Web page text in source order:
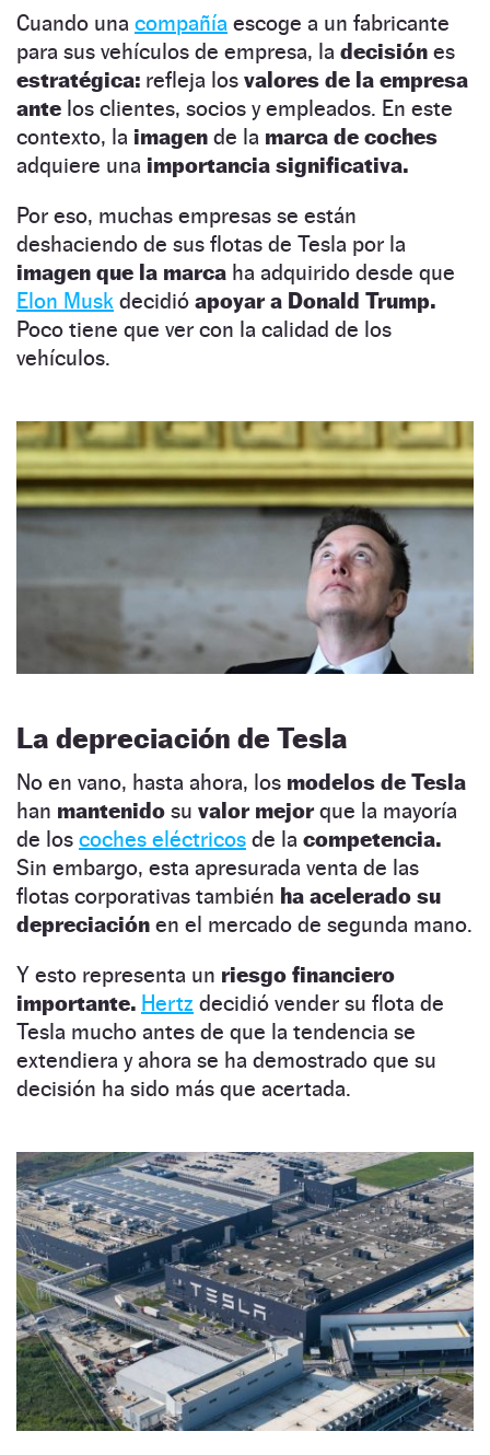
Cuando una compañía escoge a un fabricante
para sus vehículos de empresa, la decisión es
estratégica: refleja los valores de la empresa
ante los clientes, socios y empleados. En este
contexto, la imagen de la marca de coches
adquiere una importancia significativa.
Por eso, muchas empresas se están
deshaciendo de sus flotas de Tesla por la
imagen que la marca ha adquirido desde que
Elon Musk decidió apoyar a Donald Trump.
Poco tiene que ver con la calidad de los
vehículos.
La depreciación de Tesla
No en vano, hasta ahora, los modelos de Tesla
han mantenido su valor mejorque la mayoría
de los coches eléctricos de la competencia.
Sin embargo, esta apresurada venta de las
flotas corporativas también ha acelerado su
depreciación en el mercado de segunda mano.
Y esto representa un riesgo financiero
importante. Hertz decidió vender su flota de
Tesla mucho antes de que la tendencia se
extendiera y ahora se ha demostrado que su
decisión ha sido más que acertada.